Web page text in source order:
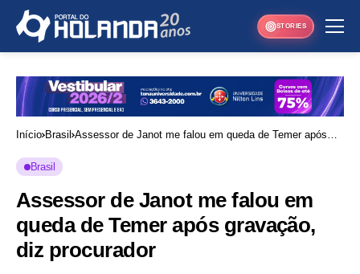
STORIES
Início Brasil Assessor de Janot me falou em queda de Temer após
Brasil
Assessor de Janot me falou em
queda de Temer após gravação,
diz procurador